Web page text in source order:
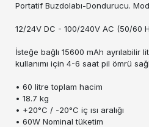
Portatif Buzdolabı-Dondurucu.
12/24V DC - 100/240V AC (50/60
İsteğe bağlı 15600 mAh ayrılabilir
kullanımı için 4-6 saat pil ömrü
• 60 litre toplam hacim
• 18.7 kg
• +20°C / -20°C iç ısı aralığı
• 60W Nominal tüketim